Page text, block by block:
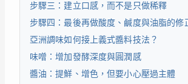
步驟三：建立口感，而不是只做稀釋
步驟四：最後再做酸度、鹹度與油脂的修
亞洲調味如何接上義式醬料技法？
味噌：增加發酵深度與圓潤感
醬油：提鮮、增色，但要小心壓過主體